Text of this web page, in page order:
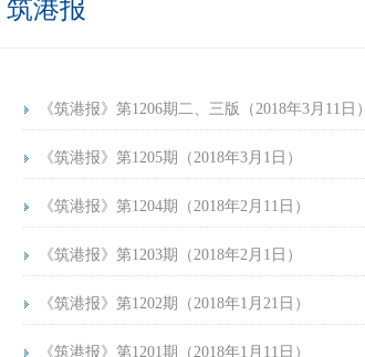
筑港报
《筑港报》第1206期二、三版（2018年3月11日）
《筑港报》第1205期（2018年3月1日）
《筑港报》第1204期（2018年2月11日）
《筑港报》第1203期（2018年2月1日）
《筑港报》第1202期（2018年1月21日）
《筑港报》第1201期（2018年1月11日）